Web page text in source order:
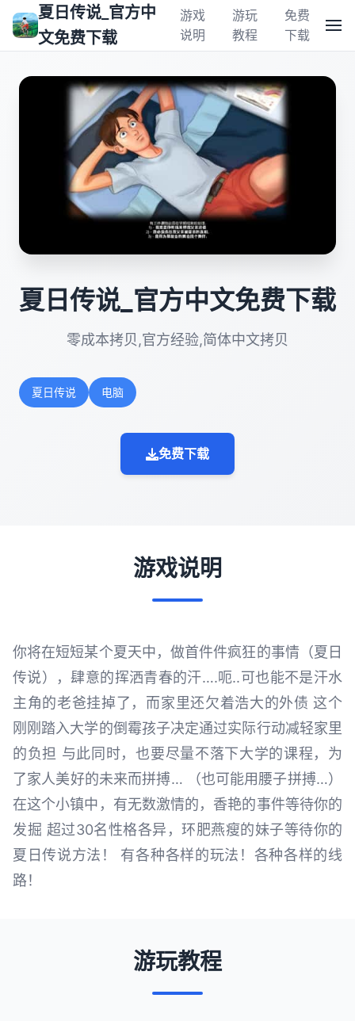
夏日传说_官方中
文免费下载
游戏
说明
游玩
教程
免费
下载
夏日传说_官方中文免费下载
零成本拷贝,官方经验,简体中文拷贝
夏日传说 电脑
免费下载
游戏说明
你将在短短某个夏天中，做首件件疯狂的事情（夏日
传说），肆意的挥洒青春的汗….呃..可也能不是汗水
主角的老爸挂掉了，而家里还欠着浩大的外债 这个
刚刚踏入大学的倒霉孩子决定通过实际行动减轻家里
的负担 与此同时，也要尽量不落下大学的课程，为
了家人美好的未来而拼搏… （也可能用腰子拼搏…）
在这个小镇中，有无数激情的，香艳的事件等待你的
发掘 超过30名性格各异，环肥燕瘦的妹子等待你的
夏日传说方法！ 有各种各样的玩法！各种各样的线
路！
游玩教程